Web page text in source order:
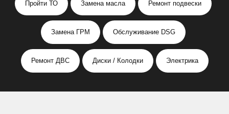
Пройти ТО Замена масла Ремонт подвески
Замена ГРМ Обслуживание DSG
Ремонт ДВС Диски / Колодки Электрика